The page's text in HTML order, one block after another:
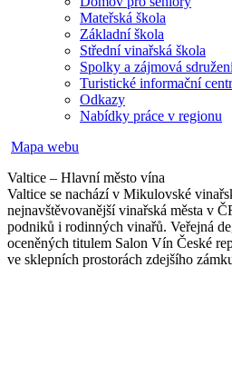
Mateřská škola
Základní škola
Střední vinařská škola
Spolky a zájmová
Turistické informační
Odkazy
Nabídky práce v regionu
Mapa webu
Valtice – Hlavní město vína
Valtice se nachází v Mikulovské
nejnavštěvovanější vinařská města v
podniků i rodinných vinařů. Veřejná
oceněných titulem Salon Vín České
ve sklepních prostorách zdejšího